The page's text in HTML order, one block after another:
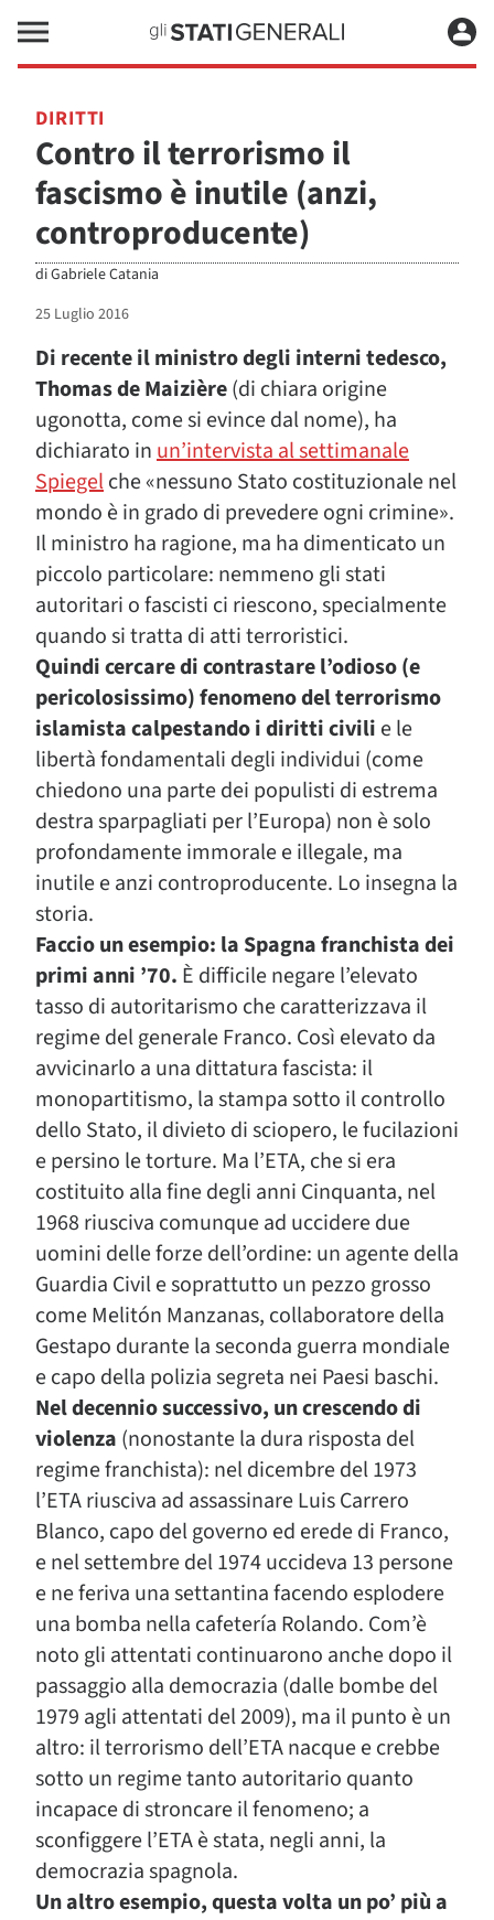
DIRITTI
Contro il terrorismo il
fascismo è inutile (anzi,
controproducente)
diGabriele Catania
25 Luglio 2016
Di recente il ministro degli interni tedesco,
Thomas de Maizière(di chiara origine
ugonotta, come si evince dal nome), ha
dichiarato inun’intervista al settimanale
Spiegelche «nessuno Stato costituzionale nel
mondo è in grado di prevedere ogni crimine».
Il ministro ha ragione, ma ha dimenticato un
piccolo particolare: nemmeno gli stati
autoritari o fascisti ci riescono, specialmente
quando si tratta di atti terroristici.
Quindi cercare di contrastare l’odioso (e
pericolosissimo) fenomeno del terrorismo
islamista calpestando i diritti civili e le
libertà fondamentali degli individui (come
chiedono una parte dei populisti di estrema
destra sparpagliati per l’Europa) non è solo
profondamente immorale e illegale, ma
inutile e anzi controproducente. Lo insegna la
storia.
Faccio un esempio: la Spagna franchista dei
primi anni ’70. È difficile negare l’elevato
tasso di autoritarismo che caratterizzava il
regime del generale Franco. Così elevato da
avvicinarlo a una dittatura fascista: il
monopartitismo, la stampa sotto il controllo
dello Stato, il divieto di sciopero, le fucilazioni
e persino le torture. Ma l’ETA, che si era
costituito alla fine degli anni Cinquanta, nel
1968 riusciva comunque ad uccidere due
uomini delle forze dell’ordine: un agente della
Guardia Civil e soprattutto un pezzo grosso
come Melitón Manzanas, collaboratore della
Gestapo durante la seconda guerra mondiale
e capo della polizia segreta nei Paesi baschi.
Nel decennio successivo, un crescendo di
violenza (nonostante la dura risposta del
regime franchista): nel dicembre del 1973
l’ETA riusciva ad assassinare Luis Carrero
Blanco, capo del governo ed erede di Franco,
e nel settembre del 1974 uccideva 13 persone
e ne feriva una settantina facendo esplodere
una bomba nella cafetería Rolando. Com’è
noto gli attentati continuarono anche dopo il
passaggio alla democrazia (dalle bombe del
1979 agli attentati del 2009), ma il punto è un
altro: il terrorismo dell’ETA nacque e crebbe
sotto un regime tanto autoritario quanto
incapace di stroncare il fenomeno; a
sconfiggere l’ETA è stata, negli anni, la
democrazia spagnola.
Un altro esempio, questa volta un po’ più a